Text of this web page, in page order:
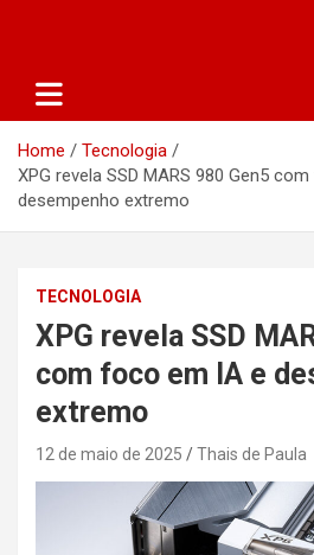
Home
Tecnologia
XPG revela SSD MARS 980 Gen5
desempenho extremo
TECNOLOGIA
XPG revela SSD
com foco em IA e
extremo
12 de maio de 2025 Thais de Paula